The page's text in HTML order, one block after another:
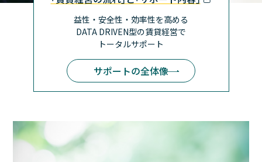
益性・安全性・効率性を高める
DATA DRIVEN型の賃貸経営で
トータルサポート
サポートの全体像